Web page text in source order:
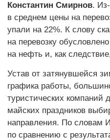
Константин Смирнов.
в среднем цены на
упали на 22%. К слову
на перевозку
на нефть и, как
Устав от затянувшейся
графика работы,
туристических компаний
майских праздников
направления. По словам
по сравнению с